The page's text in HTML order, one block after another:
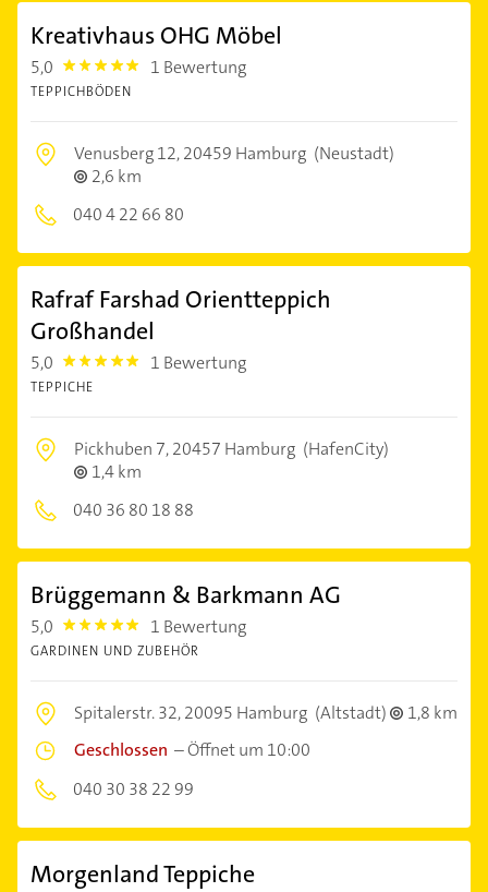
Kreativhaus OHG Möbel
5,0 5.0 1 Bewertung
TEPPICHBÖDEN
Venusberg 12,20459 Hamburg (Neustadt)
2,6 km
040 4 22 66 80
Rafraf Farshad Orientteppich
Großhandel
5,0 5.0 1 Bewertung
TEPPICHE
Pickhuben 7,20457 Hamburg (HafenCity)
1,4 km
040 36 80 18 88
Brüggemann & Barkmann AG
5,0 5.0 1 Bewertung
GARDINEN UND ZUBEHÖR
Spitalerstr. 32,20095 Hamburg (Altstadt)
1,8 km
Geschlossen –Öffnet um 10:00
040 30 38 22 99
Morgenland Teppiche